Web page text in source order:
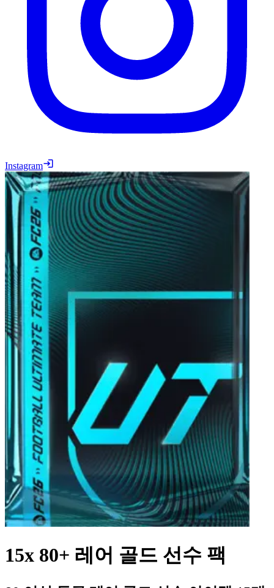
Instagram
15x 80+ 레어 골드 선수 팩